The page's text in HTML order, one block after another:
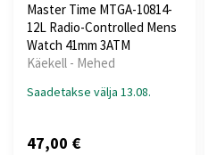
Master Time MTGA-10814-
12L Radio-Controlled Mens
Watch 41mm 3ATM
Käekell - Mehed
Saadetakse välja 13.08.
47,00 €